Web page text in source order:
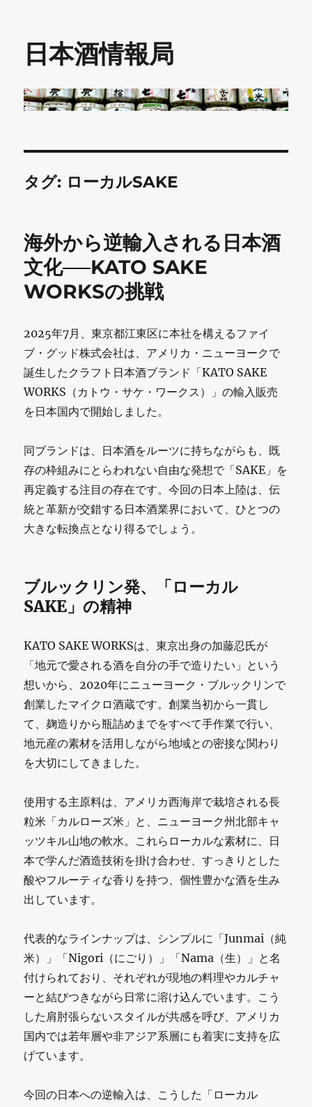
日本酒情報局
タグ: ローカルSAKE
海外から逆輸入される日本酒
文化──KATO SAKE
WORKSの挑戦
2025年7月、東京都江東区に本社を構えるファイ
ブ・グッド株式会社は、アメリカ・ニューヨークで
誕生したクラフト日本酒ブランド「KATO SAKE
WORKS（カトウ・サケ・ワークス）」の輸入販売
を日本国内で開始しました。
同ブランドは、日本酒をルーツに持ちながらも、既
存の枠組みにとらわれない自由な発想で「SAKE」を
再定義する注目の存在です。今回の日本上陸は、伝
統と革新が交錯する日本酒業界において、ひとつの
大きな転換点となり得るでしょう。
ブルックリン発、「ローカル
SAKE」の精神
KATO SAKE WORKSは、東京出身の加藤忍氏が
「地元で愛される酒を自分の手で造りたい」という
想いから、2020年にニューヨーク・ブルックリンで
創業したマイクロ酒蔵です。創業当初から一貫し
て、麹造りから瓶詰めまでをすべて手作業で行い、
地元産の素材を活用しながら地域との密接な関わり
を大切にしてきました。
使用する主原料は、アメリカ西海岸で栽培される長
粒米「カルローズ米」と、ニューヨーク州北部キャ
ッツキル山地の軟水。これらローカルな素材に、日
本で学んだ酒造技術を掛け合わせ、すっきりとした
酸やフルーティな香りを持つ、個性豊かな酒を生み
出しています。
代表的なラインナップは、シンプルに「Junmai（純
米）」「Nigori（にごり）」「Nama（生）」と名
付けられており、それぞれが現地の料理やカルチャ
ーと結びつきながら日常に溶け込んでいます。こう
した肩肘張らないスタイルが共感を呼び、アメリカ
国内では若年層や非アジア系層にも着実に支持を広
げています。
今回の日本への逆輸入は、こうした「ローカル